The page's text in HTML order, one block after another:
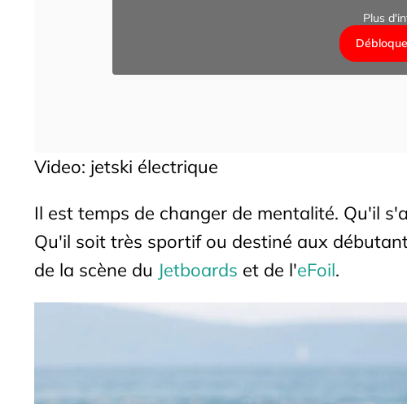
Plus
Video: jetski électrique
Il est temps de changer de mentalité. Qu'il
Qu'il soit très sportif ou destiné aux
de la scène du Jetboards et de l'eFoil.